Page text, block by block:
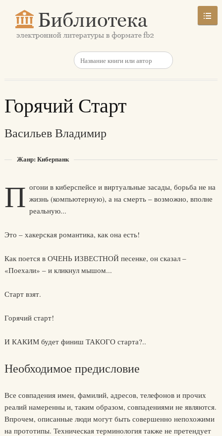
Горячий Старт
Васильев Владимир
Жанр: Киберпанк
П огони в киберспейсе и виртуальные засады, борьба не на
жизнь (компьютерную), а на смерть – возможно, вполне
реальную...
Это – хакерская романтика, как она есть!
Как поется в ОЧЕНЬ ИЗВЕСТНОЙ песенке, он сказал –
«Поехали» – и кликнул мышом...
Старт взят.
Горячий старт!
И КАКИМ будет финиш ТАКОГО старта?..
Необходимое предисловие
Все совпадения имен, фамилий, адресов, телефонов и прочих
реалий намеренны и, таким образом, совпадениями не являются.
Впрочем, описанные люди могут быть совершенно непохожими
на прототипы. Техническая терминология также не претендует